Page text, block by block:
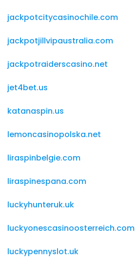
jackpotcitycasinochile.com
jackpotjillvipaustralia.com
jackpotraiderscasino.net
jet4bet.us
katanaspin.us
lemoncasinopolska.net
liraspinbelgie.com
liraspinespana.com
luckyhunteruk.uk
luckyonescasinoosterreich.com
luckypennyslot.uk